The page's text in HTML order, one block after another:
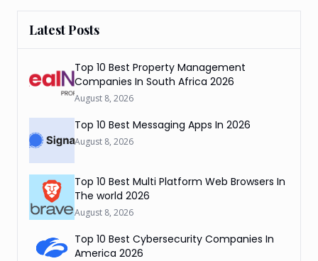
Latest Posts
Top 10 Best Property Management
Companies In South Africa 2026
August 8, 2026
Top 10 Best Messaging Apps In 2026
August 8, 2026
Top 10 Best Multi Platform Web Browsers In
The world 2026
August 8, 2026
Top 10 Best Cybersecurity Companies In
America 2026